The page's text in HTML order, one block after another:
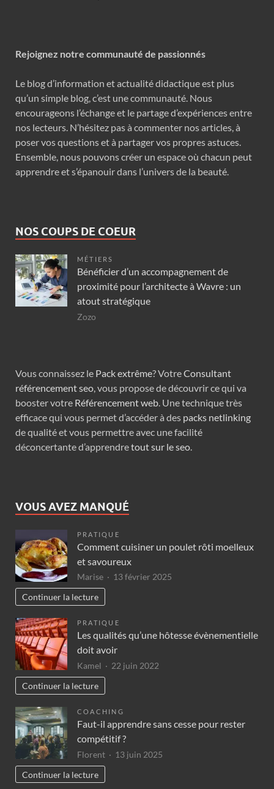
Rejoignez notre communauté de passionnés
Le blog d’information et actualité didactique est plus
qu’un simple blog, c’est une communauté. Nous
encourageons l’échange et le partage d’expériences entre
nos lecteurs. N’hésitez pas à commenter nos articles, à
poser vos questions et à partager vos propres astuces.
Ensemble, nous pouvons créer un espace où chacun peut
apprendre et s’épanouir dans l’univers de la beauté.
NOS COUPS DE COEUR
MÉTIERS
Bénéficier d’un accompagnement de
proximité pour l’architecte à Wavre : un
atout stratégique
Zozo
Vous connaissez le Pack extrême? VotreConsultant
référencement seo , vous propose de découvrir ce qui va
booster votre Référencement web . Une technique très
efficace qui vous permet d’accéder à des packs netlinking
de qualité et vous permettre avec une facilité
déconcertante d’apprendretout sur le seo
VOUS AVEZ MANQUÉ
PRATIQUE
Comment cuisiner un poulet rôti moelleux
et savoureux
Marise
13 février 2025
Continuer la lecture
PRATIQUE
Les qualités qu’une hôtesse évènementielle
doit avoir
Kamel
22 juin 2022
Continuer la lecture
COACHING
Faut-il apprendre sans cesse pour rester
compétitif ?
Florent
13 juin 2025
Continuer la lecture